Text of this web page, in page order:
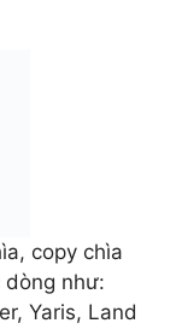
copy chìa
dòng như:
Yaris, Land